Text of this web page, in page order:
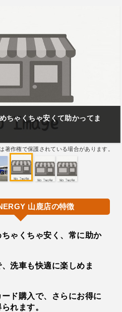
ちゃくちゃ安くて助かってま
著作権で保護されている場合があります。
山鹿店の特徴
ちゃくちゃ安く、常に助か
洗車も快適に楽しめま
ド購入で、さらにお得に
れます。